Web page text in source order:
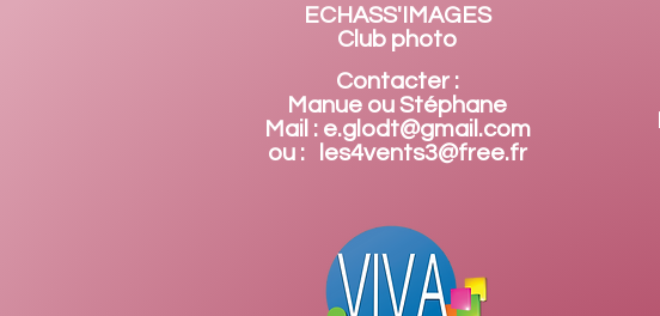
ECHASS'IMAGES
Club photo
Contacter :
Manue ou Stéphane
Mail : e.glodt@gmail.com
ou : les4vents3@free.fr